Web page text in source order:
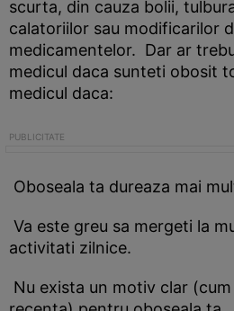
scurta, din cauza bolii,
calatoriilor sau modificarilor
medicamentelor. Dar ar
medicul daca sunteti obosit
medicul daca:
Oboseala ta dureaza mai
Va este greu sa mergeti la
activitati zilnice.
Nu exista un motiv clar